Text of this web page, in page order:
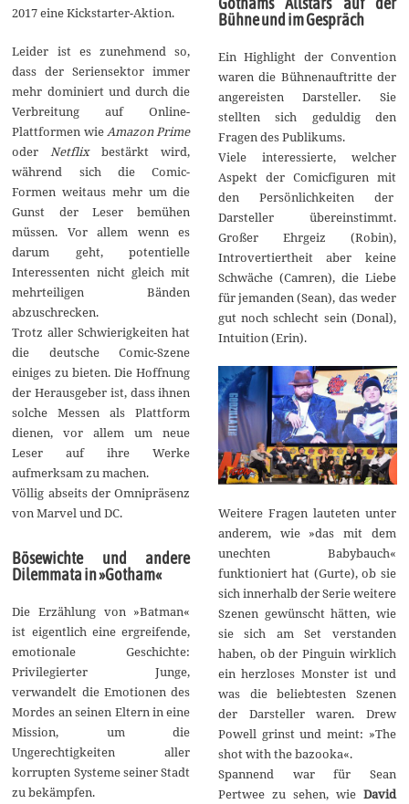
2017 eine Kickstarter-Aktion.
Leider ist es zunehmend so,
dass der Seriensektor immer
mehr dominiert und durch die
Verbreitung auf Online-
Plattformen wieAmazon Prime
oderNetflixbestärkt wird,
während sich die Comic-
Formen weitaus mehr um die
Gunst der Leser bemühen
müssen. Vor allem wenn es
darum geht, potentielle
Interessenten nicht gleich mit
mehrteiligen Bänden
abzuschrecken.
Trotz aller Schwierigkeiten hat
die deutsche Comic-Szene
einiges zu bieten. Die Hoffnung
der Herausgeber ist, dass ihnen
solche Messen als Plattform
dienen, vor allem um neue
Leser auf ihre Werke
aufmerksam zu machen.
Völlig abseits der Omnipräsenz
von Marvel und DC.
Bösewichte und andere
Dilemmata in »Gotham«
Die Erzählung von »Batman«
ist eigentlich eine ergreifende,
emotionale Geschichte:
Privilegierter Junge,
verwandelt die Emotionen des
Mordes an seinen Eltern in eine
Mission, um die
Ungerechtigkeiten aller
korrupten Systeme seiner Stadt
zu bekämpfen.
Bühne und im Gespräch
Ein Highlight der Convention
waren die Bühnenauftritte der
angereisten Darsteller. Sie
stellten sich geduldig den
Fragen des Publikums.
Viele interessierte, welcher
Aspekt der Comicfiguren mit
den Persönlichkeiten der
Darsteller übereinstimmt.
Großer Ehrgeiz (Robin),
Introvertiertheit aber keine
Schwäche (Camren), die Liebe
für jemanden (Sean), das weder
gut noch schlecht sein (Donal),
Intuition (Erin).
Weitere Fragen lauteten unter
anderem, wie »das mit dem
unechten Babybauch«
funktioniert hat (Gurte), ob sie
sich innerhalb der Serie weitere
Szenen gewünscht hätten, wie
sie sich am Set verstanden
haben, ob der Pinguin wirklich
ein herzloses Monster ist und
was die beliebtesten Szenen
der Darsteller waren. Drew
Powell grinst und meint: »The
shot with the bazooka«.
Spannend war für Sean
Pertwee zu sehen, wie David